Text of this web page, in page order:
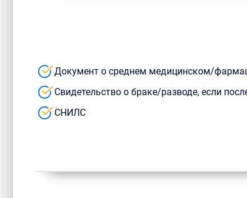
Документ о среднем медицинском/
Свидетельство о браке/разводе, если
СНИЛС